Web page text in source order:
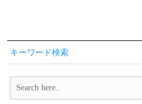
キーワード検索